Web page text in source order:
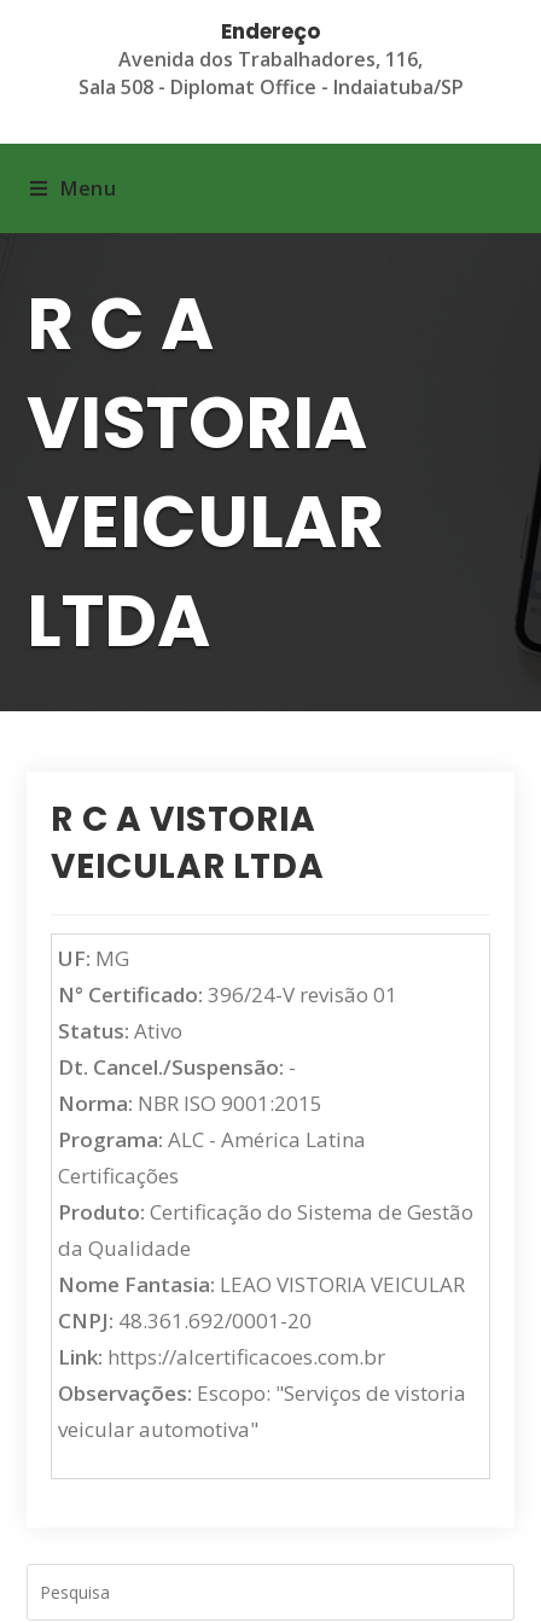
Endereço
Avenida dos Trabalhadores, 116,
Sala 508 - Diplomat Office - Indaiatuba/SP
Menu
R C A
VISTORIA
VEICULAR
LTDA
R C A VISTORIA
VEICULAR LTDA
UF: MG
N° Certificado: 396/24-V revisão 01
Status: Ativo
Dt. Cancel./Suspensão: -
Norma: NBR ISO 9001:2015
Programa: ALC - América Latina
Certificações
Produto: Certificação do Sistema de Gestão
da Qualidade
Nome Fantasia: LEAO VISTORIA VEICULAR
CNPJ: 48.361.692/0001-20
Link: https://alcertificacoes.com.br
Observações: Escopo: "Serviços de vistoria
veicular automotiva"